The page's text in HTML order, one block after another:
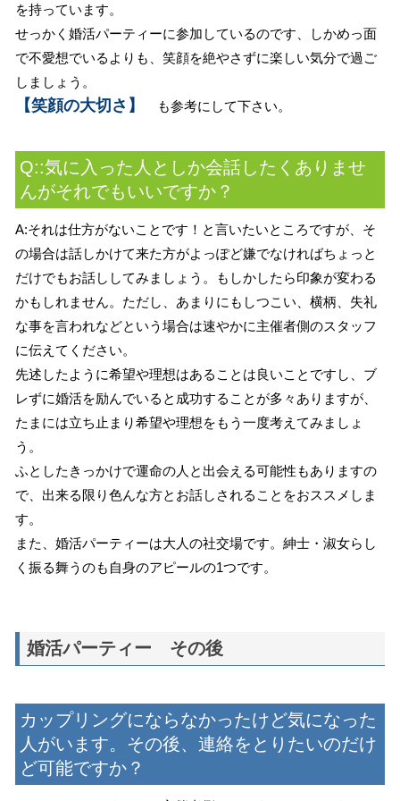
を持っています。
せっかく婚活パーティーに参加しているのです、しかめっ面
で不愛想でいるよりも、笑顔を絶やさずに楽しい気分で過ご
しましょう。
【笑顔の大切さ】 も参考にして下さい。
Q::気に入った人としか会話したくありませ
んがそれでもいいですか？
A:それは仕方がないことです！と言いたいところですが、そ
の場合は話しかけて来た方がよっぽど嫌でなければちょっと
だけでもお話ししてみましょう。もしかしたら印象が変わる
かもしれません。ただし、あまりにもしつこい、横柄、失礼
な事を言われなどという場合は速やかに主催者側のスタッフ
に伝えてください。
先述したように希望や理想はあることは良いことですし、ブ
レずに婚活を励んでいると成功することが多々ありますが、
たまには立ち止まり希望や理想をもう一度考えてみましょ
う。
ふとしたきっかけで運命の人と出会える可能性もありますの
で、出来る限り色んな方とお話しされることをおススメしま
す。
また、婚活パーティーは大人の社交場です。紳士・淑女らし
く振る舞うのも自身のアピールの1つです。
婚活パーティー その後
カップリングにならなかったけど気になった
人がいます。その後、連絡をとりたいのだけ
ど可能ですか？